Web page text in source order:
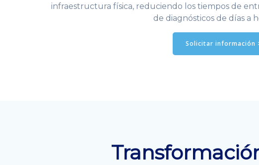
infraestructura física, reduciendo los tiempos de
de diagnósticos de días a
Solicitar información